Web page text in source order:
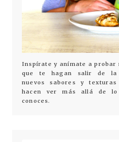
Inspírate y anímate a probar
que te hagan salir de la
nuevos sabores y
hacen ver más allá de lo
conoces.